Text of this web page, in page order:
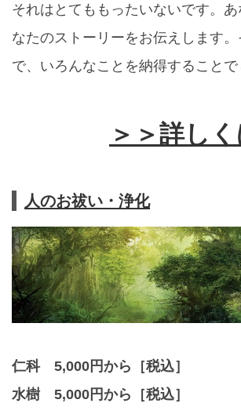
それはとてももったいないです。
なたのストーリーをお伝えします。
で、いろんなことを納得することで
＞＞詳し
人のお祓い・浄化
仁科 5,000円から［税込］
水樹 5,000円から［税込］